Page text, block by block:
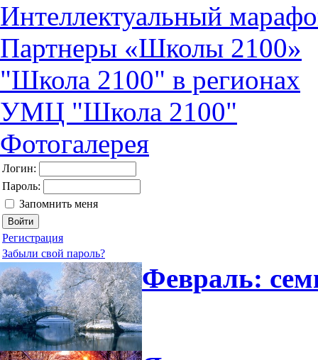
Интеллектуальный
Партнеры «Школы 2100»
"Школа 2100" в регионах
УМЦ "Школа 2100"
Фотогалерея
Логин:
Пароль:
Запомнить меня
Регистрация
Забыли свой пароль?
Февраль: